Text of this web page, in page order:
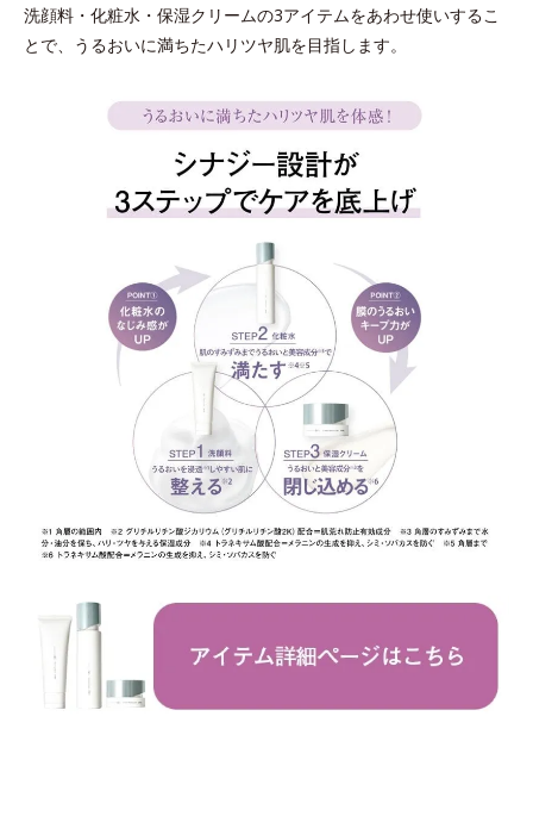
洗顔料・化粧水・保湿クリームの3アイテムをあわせ使いするこ
とで、うるおいに満ちたハリツヤ肌を目指します。